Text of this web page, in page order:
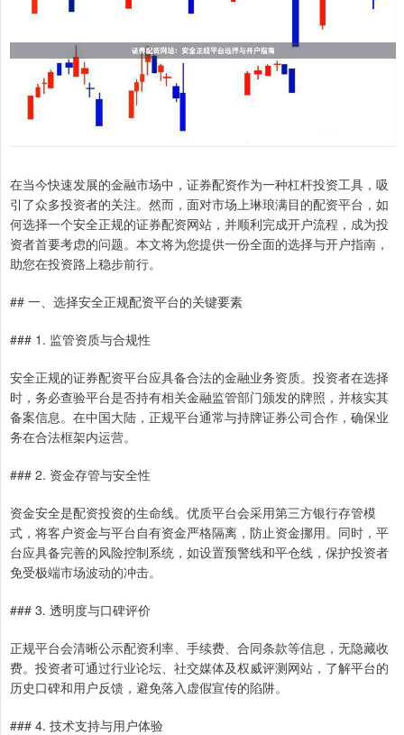
在当今快速发展的金融市场中，证券配资作为一种杠杆投资工具，吸
引了众多投资者的关注。然而，面对市场上琳琅满目的配资平台，如
何选择一个安全正规的证券配资网站，并顺利完成开户流程，成为投
资者首要考虑的问题。本文将为您提供一份全面的选择与开户指南，
助您在投资路上稳步前行。
## 一、选择安全正规配资平台的关键要素
### 1. 监管资质与合规性
安全正规的证券配资平台应具备合法的金融业务资质。投资者在选择
时，务必查验平台是否持有相关金融监管部门颁发的牌照，并核实其
备案信息。在中国大陆，正规平台通常与持牌证券公司合作，确保业
务在合法框架内运营。
### 2. 资金存管与安全性
资金安全是配资投资的生命线。优质平台会采用第三方银行存管模
式，将客户资金与平台自有资金严格隔离，防止资金挪用。同时，平
台应具备完善的风险控制系统，如设置预警线和平仓线，保护投资者
免受极端市场波动的冲击。
### 3. 透明度与口碑评价
正规平台会清晰公示配资利率、手续费、合同条款等信息，无隐藏收
费。投资者可通过行业论坛、社交媒体及权威评测网站，了解平台的
历史口碑和用户反馈，避免落入虚假宣传的陷阱。
### 4. 技术支持与用户体验